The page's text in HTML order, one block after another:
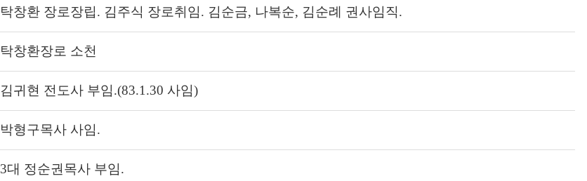
탁창환 장로장립. 김주식 장로취임. 김순금, 나복순, 김순례 권사임직.
탁창환장로 소천
김귀현 전도사 부임.(83.1.30 사임)
박형구목사 사임.
3대 정순권목사 부임.